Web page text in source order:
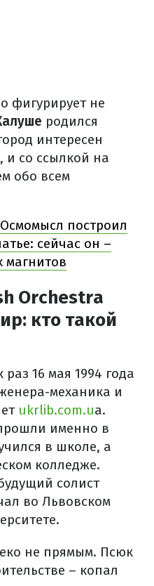
фигурирует не
родился
интересен
и со ссылкой на
обо всем
построил
сейчас он –
магнитов
Orchestra
кто такой
16 мая 1994 года
механика и
ukrlib.com.ua.
именно в
в школе, а
колледже.
солист
во Львовском
не прямым. Псюк
– копал